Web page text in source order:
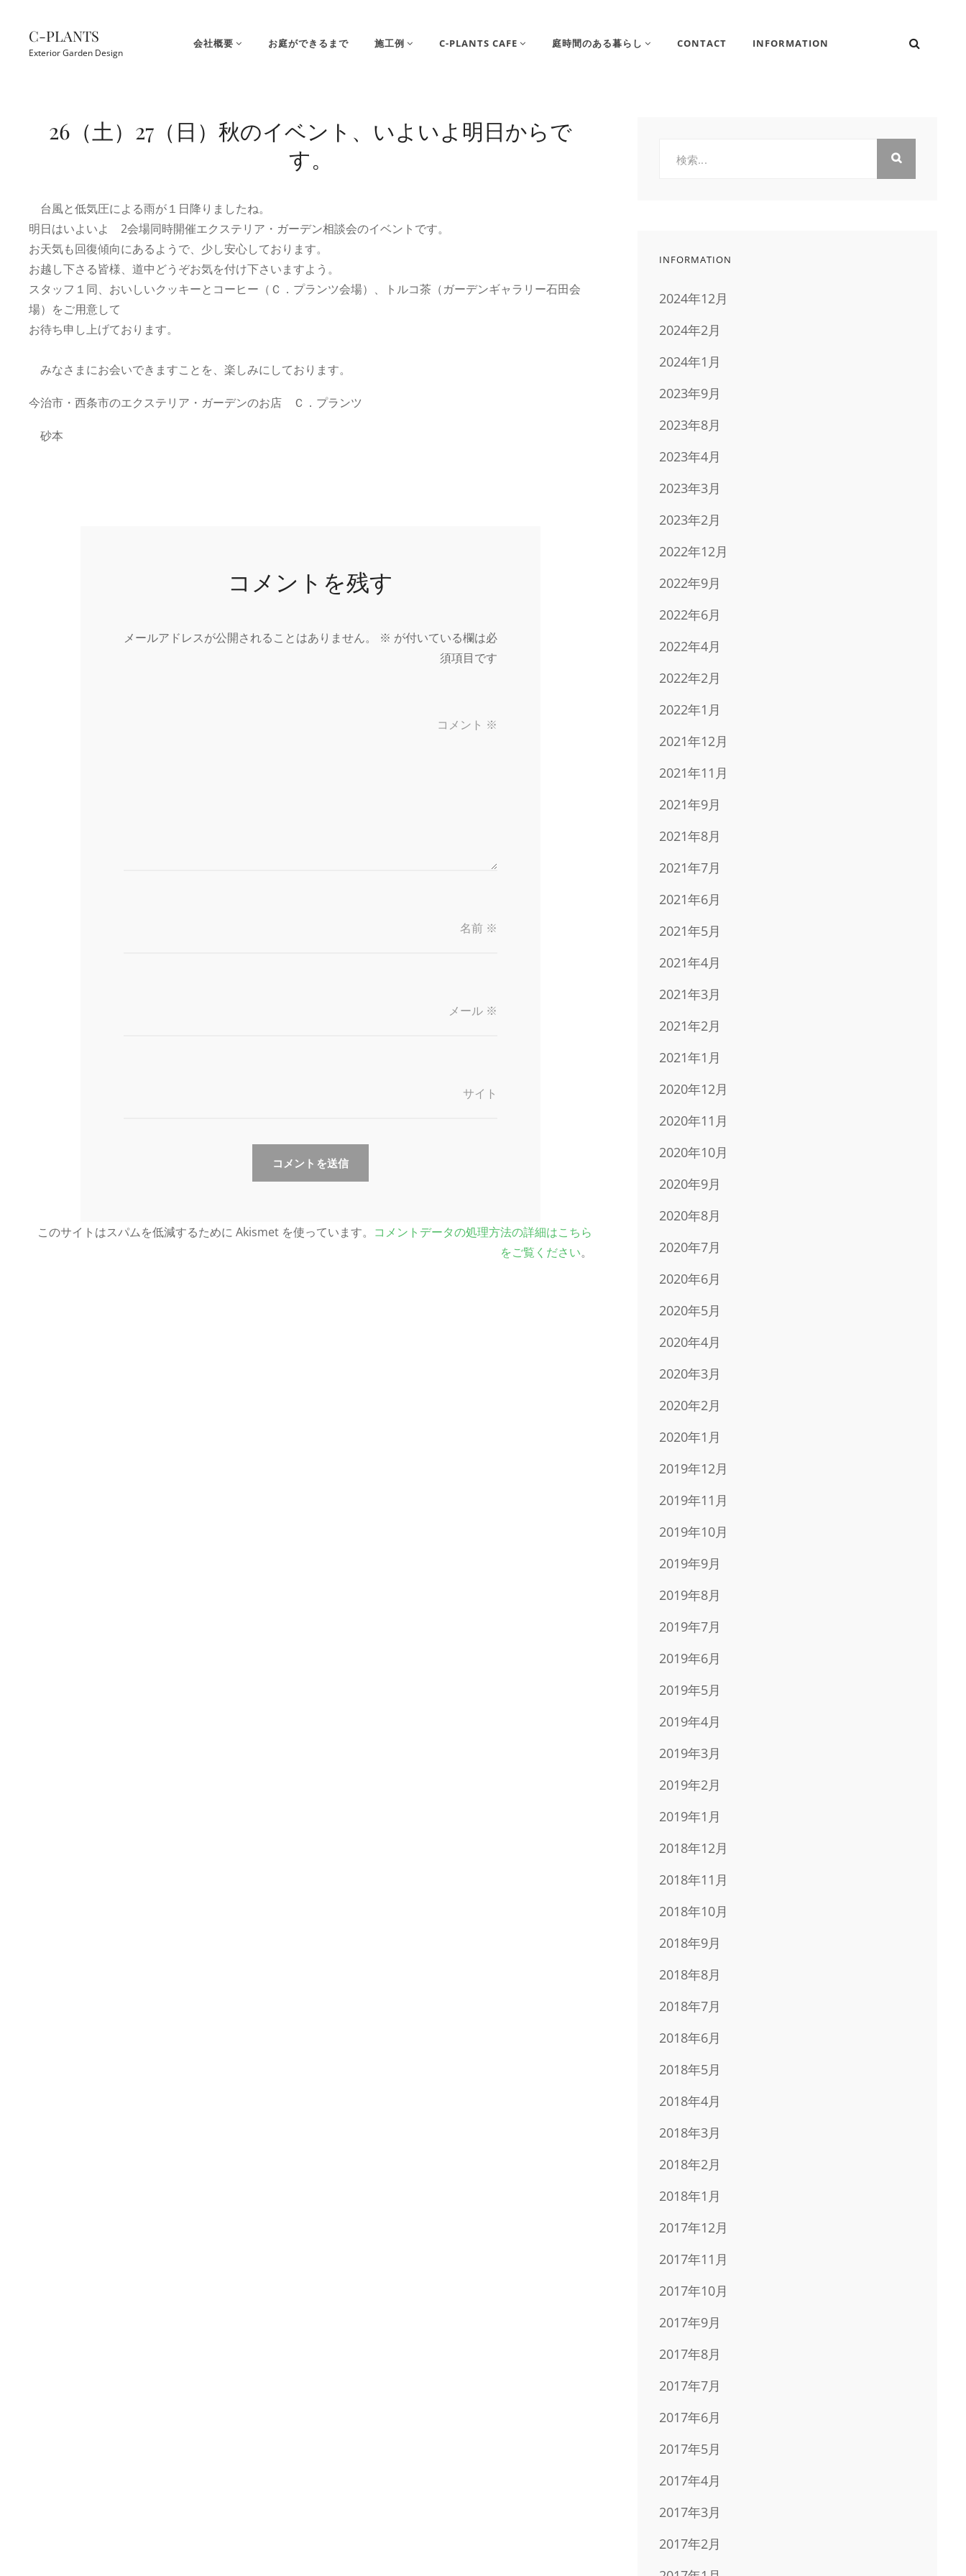
C-PLANTS
Exterior Garden Design
会社概要 お庭ができるまで 施工例 C-PLANTS CAFE 庭時間のある暮らし CONTACT INFORMATION
26（土）27（日）秋のイベント、いよいよ明日からで
す。
台風と低気圧による雨が１日降りましたね。
明日はいよいよ 2会場同時開催エクステリア・ガーデン相談会のイベントです。
お天気も回復傾向にあるようで、少し安心しております。
お越し下さる皆様、道中どうぞお気を付け下さいますよう。
スタッフ１同、おいしいクッキーとコーヒー（Ｃ．プランツ会場）、トルコ茶（ガーデンギャラリー石田会
場）をご用意して
お待ち申し上げております。
みなさまにお会いできますことを、楽しみにしております。
今治市・西条市のエクステリア・ガーデンのお店 Ｃ．プランツ
砂本
コメントを残す
メールアドレスが公開されることはありません。 ※ が付いている欄は必
須項目です
コメント ※
名前 ※
メール ※
サイト
このサイトはスパムを低減するために Akismet を使っています。 コメントデータの処理方法の詳細はこちら
をご覧ください。
INFORMATION
2024年12月
2024年2月
2024年1月
2023年9月
2023年8月
2023年4月
2023年3月
2023年2月
2022年12月
2022年9月
2022年6月
2022年4月
2022年2月
2022年1月
2021年12月
2021年11月
2021年9月
2021年8月
2021年7月
2021年6月
2021年5月
2021年4月
2021年3月
2021年2月
2021年1月
2020年12月
2020年11月
2020年10月
2020年9月
2020年8月
2020年7月
2020年6月
2020年5月
2020年4月
2020年3月
2020年2月
2020年1月
2019年12月
2019年11月
2019年10月
2019年9月
2019年8月
2019年7月
2019年6月
2019年5月
2019年4月
2019年3月
2019年2月
2019年1月
2018年12月
2018年11月
2018年10月
2018年9月
2018年8月
2018年7月
2018年6月
2018年5月
2018年4月
2018年3月
2018年2月
2018年1月
2017年12月
2017年11月
2017年10月
2017年9月
2017年8月
2017年7月
2017年6月
2017年5月
2017年4月
2017年3月
2017年2月